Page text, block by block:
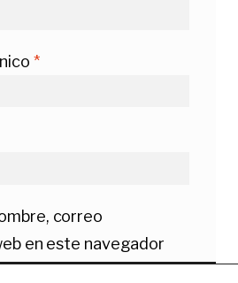
*
correo
en este navegador